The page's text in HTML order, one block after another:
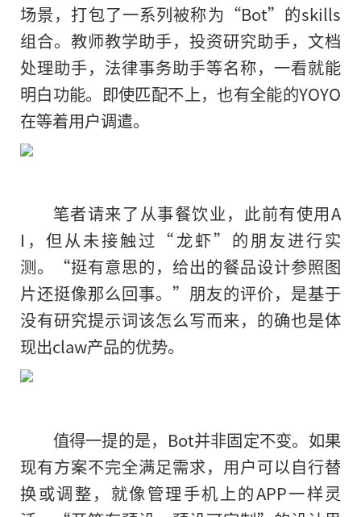
场景，打包了一系列被称为“Bot”的skills
组合。教师教学助手，投资研究助手，文档
处理助手，法律事务助手等名称，一看就能
明白功能。即使匹配不上，也有全能的YOYO
在等着用户调遣。
笔者请来了从事餐饮业，此前有使用A
I，但从未接触过“龙虾”的朋友进行实
测。“挺有意思的，给出的餐品设计参照图
片还挺像那么回事。”朋友的评价，是基于
没有研究提示词该怎么写而来，的确也是体
现出claw产品的优势。
值得一提的是，Bot并非固定不变。如果
现有方案不完全满足需求，用户可以自行替
换或调整，就像管理手机上的APP一样灵